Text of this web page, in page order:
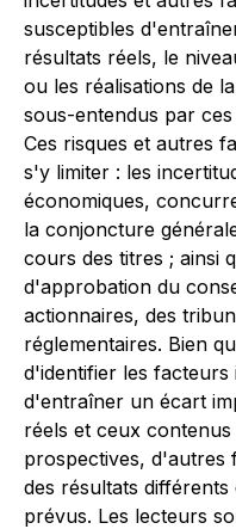
susceptibles
résultats réels, le
ou les réalisations de
sous-entendus par
Ces risques et autres
s'y limiter : les
économiques,
la conjoncture
cours des titres ; ainsi
d'approbation du
actionnaires, des
réglementaires. Bien
d'identifier les facteurs
d'entraîner un écart
réels et ceux
prospectives,
des résultats
prévus. Les lecteurs